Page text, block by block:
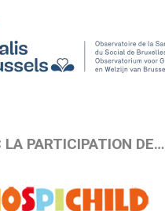
LA PARTICIPATION DE…